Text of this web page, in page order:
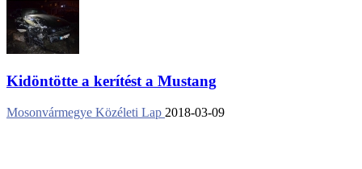
Kidöntötte a kerítést a Mustang
Mosonvármegye Közéleti Lap 2018-03-09